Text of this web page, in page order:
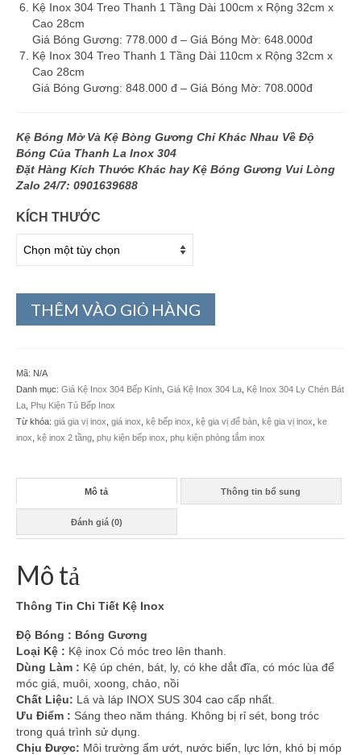
Kệ Inox 304 Treo Thanh 1 Tầng Dài 100cm x Rộng 32cm x
Cao 28cm
Giá Bóng Gương: 778.000 đ – Giá Bóng Mờ: 648.000đ
Kệ Inox 304 Treo Thanh 1 Tầng Dài 110cm x Rộng 32cm x
Cao 28cm
Giá Bóng Gương: 848.000 đ – Giá Bóng Mờ: 708.000đ
Kệ Bóng Mờ Và Kệ Bòng Gương Chỉ Khác Nhau Về Độ
Bóng Của Thanh La Inox 304
Đặt Hàng Kích Thước Khác hay Kệ Bóng Gương Vui Lòng
Zalo 24/7: 0901639688
KÍCH THƯỚC
THÊM VÀO GIỎ HÀNG
Mã: N/A
Danh mục: Giá Kệ Inox 304 Bếp Kính Giá Kệ Inox 304 La Kệ Inox 304 Ly Chén Bát
La Phụ Kiện Tủ Bếp Inox
Từ khóa: giá gia vị inox giá inox kệ bếp inox kệ gia vị để bàn kệ gia vị inox ke
inox kệ inox 2 tầng phụ kiện bếp inox phụ kiện phòng tắm inox
Mô tả Thông tin bổ sung
Đánh giá (0)
Mô tả
Thông Tin Chi Tiết Kệ Inox
Độ Bóng : Bóng Gương
Loại Kệ : Kệ inox Có móc treo lên thanh.
Dùng Làm : Kệ úp chén, bát, ly, có khe dắt đĩa, có móc lùa để
móc giá, muôi, xoong, chảo, nồi
Chất Liệu: Lá và láp INOX SUS 304 cao cấp nhất.
Ưu Điểm : Sáng theo năm tháng. Không bị rỉ sét, bong tróc
trong quá trình sử dụng.
Chịu Được: Môi trường ẩm ướt, nước biển, lực lớn, khó bị móp